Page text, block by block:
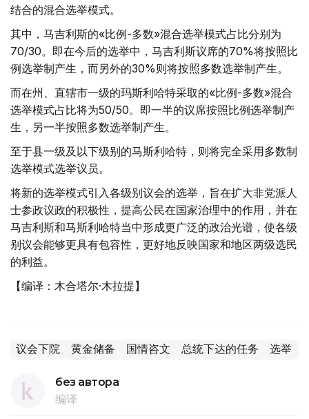
结合的混合选举模式。
其中，马吉利斯的«比例-多数»混合选举模式占比分别为
70/30。即在今后的选举中，马吉利斯议席的70%将按照比
例选举制产生，而另外的30%则将按照多数选举制产生。
而在州、直辖市一级的玛斯利哈特采取的«比例-多数»混合
选举模式占比将为50/50。即一半的议席按照比例选举制产
生，另一半按照多数选举制产生。
至于县一级及以下级别的马斯利哈特，则将完全采用多数制
选举模式选举议员。
将新的选举模式引入各级别议会的选举，旨在扩大非党派人
士参政议政的积极性，提高公民在国家治理中的作用，并在
马吉利斯和马斯利哈特当中形成更广泛的政治光谱，使各级
别议会能够更具有包容性，更好地反映国家和地区两级选民
的利益。
【编译：木合塔尔·木拉提】
议会下院 黄金储备 国情咨文 总统下达的任务 选举
без автора
编译